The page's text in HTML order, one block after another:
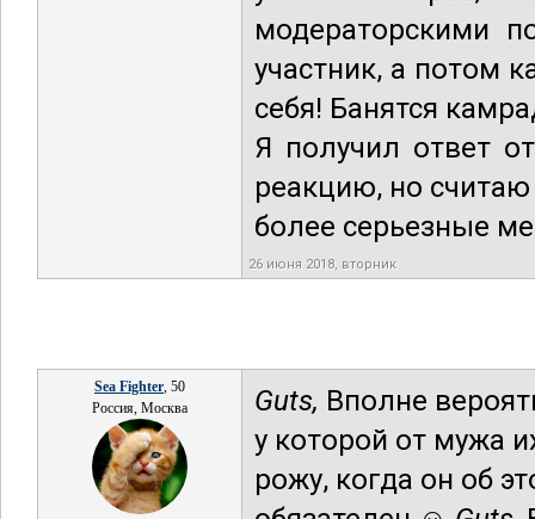
модераторскими
участник, а потом
себя! Банятся
Я получил ответ
реакцию, но
более серьезные
26 июня 2018, вторник
Sea Fighter, 50
Россия, Москва
Guts, Вполне
у которой от мужа
рожу, когда он об